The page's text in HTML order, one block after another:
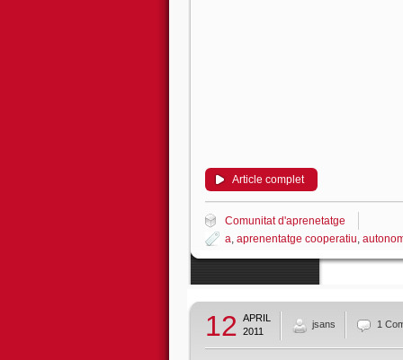
Article complet
Comunitat d'aprenetatge
a, aprenentatge cooperatiu,
12 APRIL
2011
jsans 1